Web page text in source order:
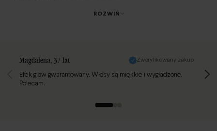
tworząc efekt tafli i poprawiając jego kondycję.
ROZWIŃ
Magdalena, 37 lat
Efek glow gwarantowany. Włosy są miękkie i wygładzone.
Polecam.
Zweryfikowany zakup